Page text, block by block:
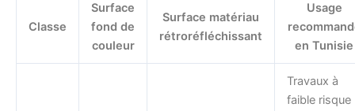
Classe
Surface
fond de
couleur
Surface matériau
rétroréfléchissant
Usage
en Tunisie
Travaux à
faible risque